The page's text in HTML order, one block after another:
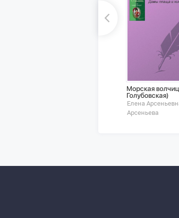
Морская
Голубовская)
Елена
Арсеньева